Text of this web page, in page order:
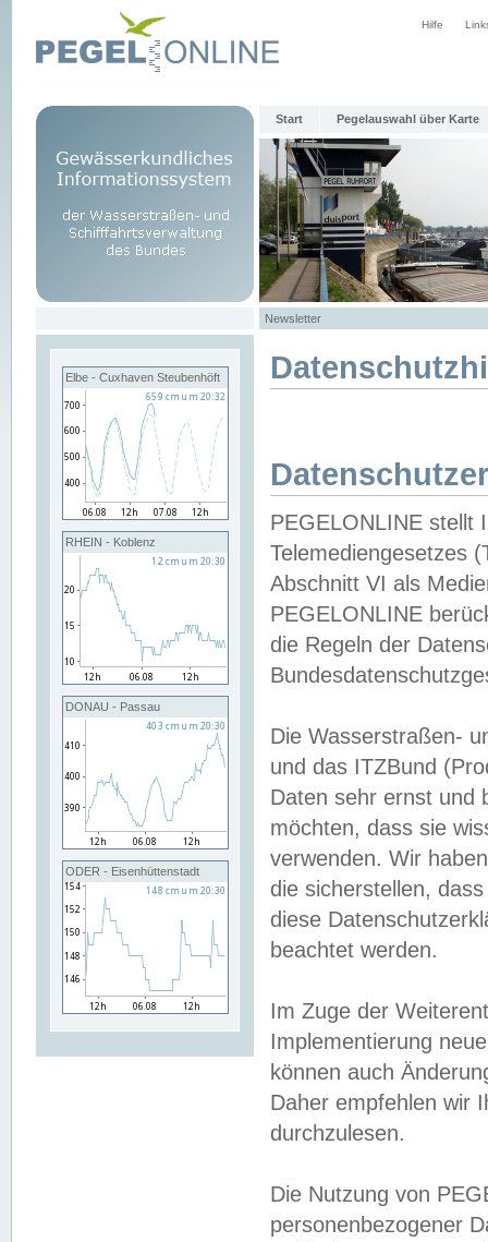
Hilfe
Start Pegelauswahl über Karte
Newsletter
Elbe - Cuxhaven Steubenhöft
RHEIN - Koblenz
DONAU - Passau
ODER - Eisenhüttenstadt
PEGELONLINE stellt
Telemediengesetzes
Abschnitt VI als
PEGELONLINE
die Regeln der
Die Wasserstraßen-
und das ITZBund
Daten sehr ernst und
möchten, dass sie
verwenden. Wir
die sicherstellen,
diese
beachtet werden.
Im Zuge der
Implementierung
können auch
Daher empfehlen wir
durchzulesen.
Die Nutzung von
personenbezogener